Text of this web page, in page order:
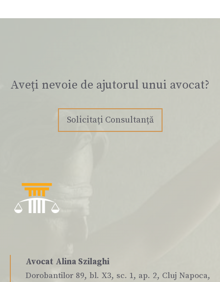
Aveți nevoie de ajutorul unui avocat?
Solicitați Consultanță
Avocat Alina Szilaghi
Dorobantilor 89, bl. X3, sc. 1, ap. 2, Cluj Napoca,